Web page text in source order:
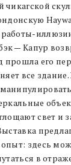
чикагской
— Капур
прошла его
все
свет и
здесь
в